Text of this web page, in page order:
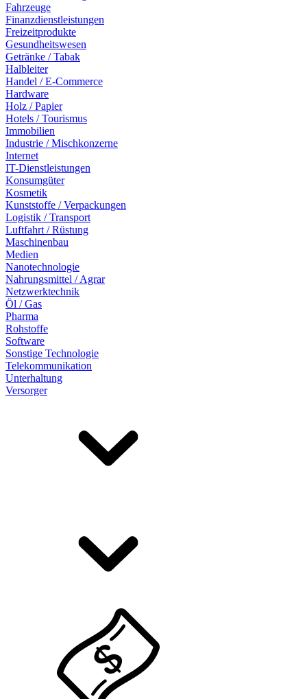
Fahrzeuge
Finanzdienstleistungen
Freizeitprodukte
Gesundheitswesen
Getränke / Tabak
Halbleiter
Handel / E-Commerce
Hardware
Holz / Papier
Hotels / Tourismus
Immobilien
Industrie / Mischkonzerne
Internet
IT-Dienstleistungen
Konsumgüter
Kosmetik
Kunststoffe / Verpackungen
Logistik / Transport
Luftfahrt / Rüstung
Maschinenbau
Medien
Nanotechnologie
Nahrungsmittel / Agrar
Netzwerktechnik
Öl / Gas
Pharma
Rohstoffe
Software
Sonstige Technologie
Telekommunikation
Unterhaltung
Versorger